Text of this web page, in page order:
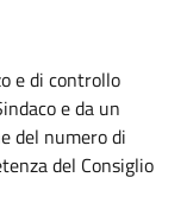
e di controllo
e da un
del numero di
del Consiglio